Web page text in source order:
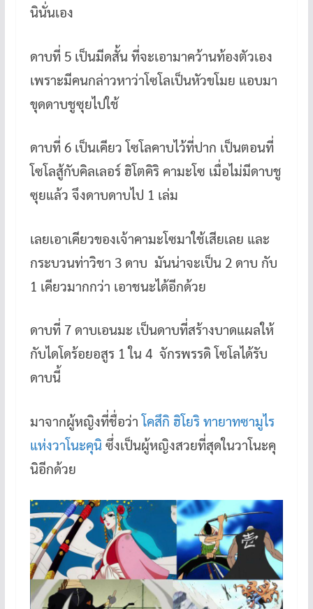
นินั่นเอง
ดาบที่ 5 เป็นมีดสั้น ที่จะเอามาคว้านท้องตัวเอง
เพราะมีคนกล่าวหาว่าโซโลเป็นหัวขโมย แอบมา
ขุดดาบชูซุยไปใช้
ดาบที่ 6 เป็นเคียว โซโลคาบไว้ที่ปาก เป็นตอนที่
โซโลสู้กับคิลเลอร์ ฮิโตคิริ คามะโซ เมื่อไม่มีดาบชู
ซุยแล้ว จึงดาบดาบไป 1 เล่ม
เลยเอาเคียวของเจ้าคามะโซมาใช้เสียเลย และ
กระบวนท่าวิชา 3 ดาบ มันน่าจะเป็น 2 ดาบ กับ
1 เคียวมากกว่า เอาชนะได้อีกด้วย
ดาบที่ 7 ดาบเอนมะ เป็นดาบที่สร้างบาดแผลให้
กับไดโดร้อยอสูร 1 ใน 4 จักรพรรดิ โซโลได้รับ
ดาบนี้
มาจากผู้หญิงที่ชื่อว่าโคสึกิ ฮิโยริ ทายาทซามูไร
แห่งวาโนะคุนิซึ่งเป็นผู้หญิงสวยที่สุดในวาโนะคุ
นิอีกด้วย